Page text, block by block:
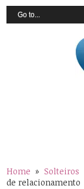
Home »Solteiros
de relacionamento